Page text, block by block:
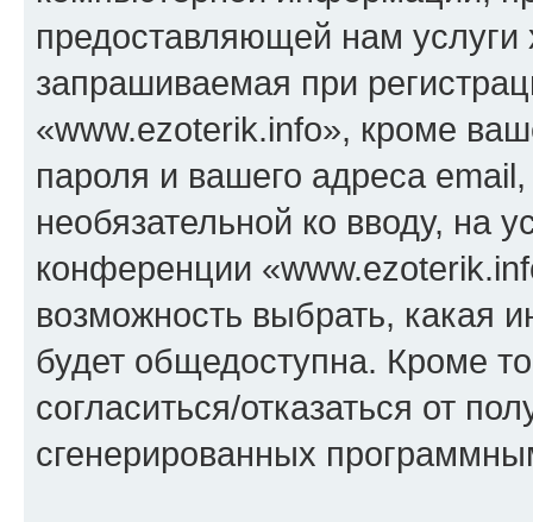
предоставляющей нам
запрашиваемая при
«www.ezoterik.info», кроме
пароля и вашего адреса
необязательной ко вводу, на
конференции
возможность выбрать, какая
будет общедоступна. Кроме
согласиться/отказаться от
сгенерированных